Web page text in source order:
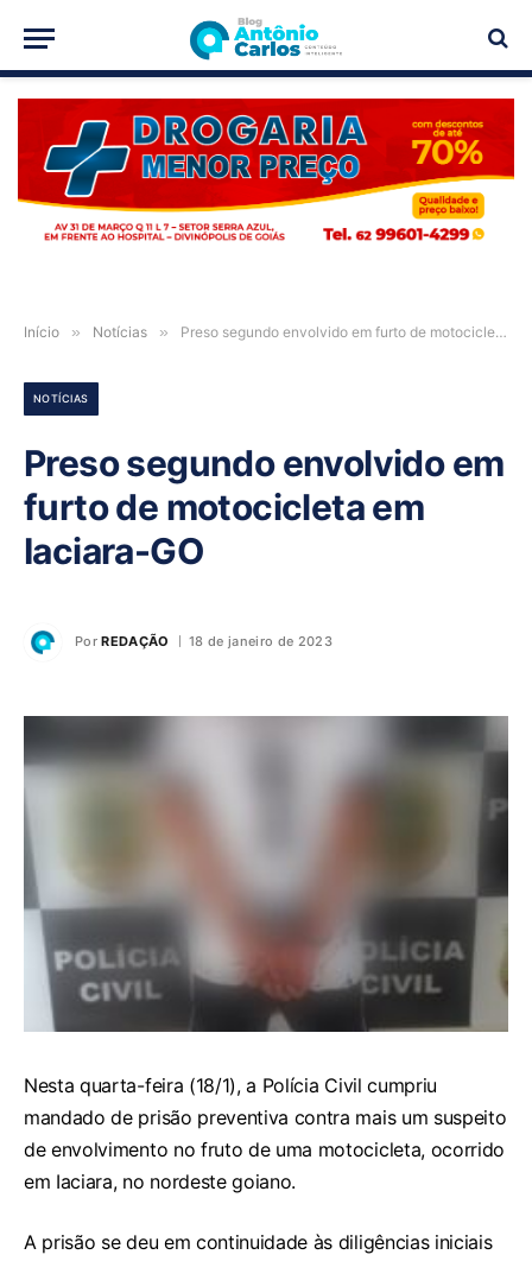
PUBLICIDADE
Início » Notícias » Preso segundo envolvido em furto de motocicleta em Iaciara-GO
NOTÍCIAS
Preso segundo envolvido em
furto de motocicleta em
Iaciara-GO
Por REDAÇÃO 18 de janeiro de 2023
Nesta quarta-feira (18/1), a Polícia Civil cumpriu
mandado de prisão preventiva contra mais um suspeito
de envolvimento no fruto de uma motocicleta, ocorrido
em Iaciara, no nordeste goiano.
A prisão se deu em continuidade às diligências iniciais